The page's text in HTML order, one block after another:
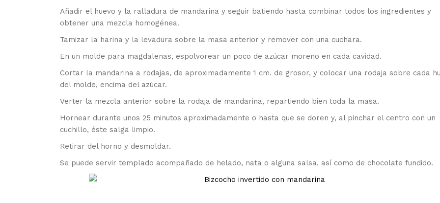
Añadir el huevo y la ralladura de mandarina y seguir batiendo hasta combinar todos los ingredientes y
obtener una mezcla homogénea.
Tamizar la harina y la levadura sobre la masa anterior y remover con una cuchara.
En un molde para magdalenas, espolvorear un poco de azúcar moreno en cada cavidad.
Cortar la mandarina a rodajas, de aproximadamente 1 cm. de grosor, y colocar una rodaja sobre cada
del molde, encima del azúcar.
Verter la mezcla anterior sobre la rodaja de mandarina, repartiendo bien toda la masa.
Hornear durante unos 25 minutos aproximadamente o hasta que se doren y, al pinchar el centro con un
cuchillo, éste salga limpio.
Retirar del horno y desmoldar.
Se puede servir templado acompañado de helado, nata o alguna salsa, así como de chocolate fundido.